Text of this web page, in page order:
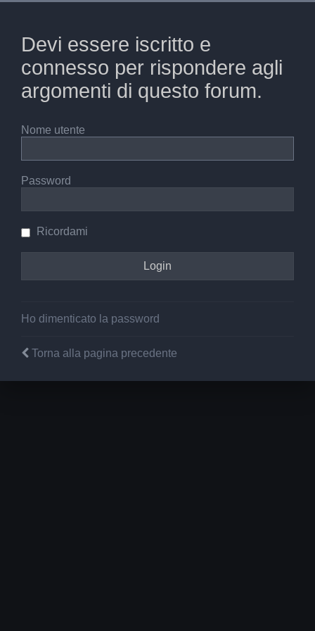
Devi essere iscritto e
connesso per rispondere agli
argomenti di questo forum.
Nome utente
Password
Ricordami
Ho dimenticato la password
Torna alla pagina precedente